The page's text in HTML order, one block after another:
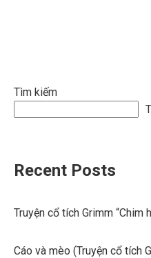
Tìm kiếm
Recent Posts
Truyện cổ tích Grimm “Chim
Cáo và mèo (Truyện cổ tích